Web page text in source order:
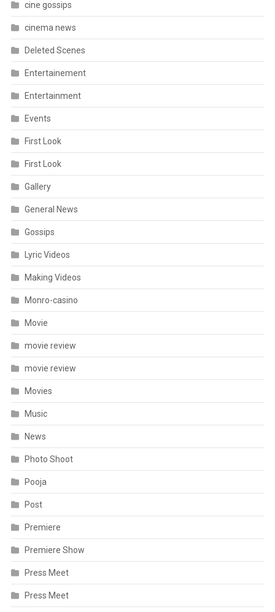
cine gossips
cinema news
Deleted Scenes
Entertainement
Entertainment
Events
First Look
First Look
Gallery
General News
Gossips
Lyric Videos
Making Videos
Monro-casino
Movie
movie review
movie review
Movies
Music
News
Photo Shoot
Pooja
Post
Premiere
Premiere Show
Press Meet
Press Meet